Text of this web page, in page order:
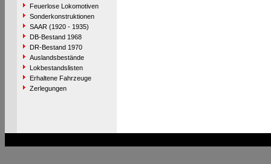
Feuerlose Lokomotiven
Sonderkonstruktionen
SAAR (1920 - 1935)
DB-Bestand 1968
DR-Bestand 1970
Auslandsbestände
Lokbestandslisten
Erhaltene Fahrzeuge
Zerlegungen